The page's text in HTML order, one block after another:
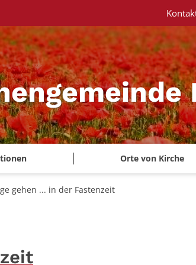
Orte von Kirche
gehen ... in der Fastenzeit